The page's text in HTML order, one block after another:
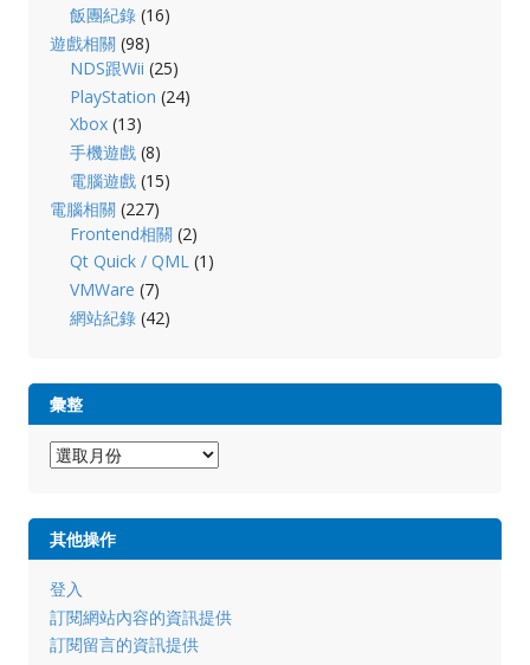
飯團紀錄 (16)
遊戲相關 (98)
NDS跟Wii (25)
PlayStation (24)
Xbox (13)
手機遊戲 (8)
電腦遊戲 (15)
電腦相關 (227)
Frontend相關 (2)
Qt Quick / QML (1)
VMWare (7)
網站紀錄 (42)
彙整
其他操作
登入
訂閱網站內容的資訊提供
訂閱留言的資訊提供